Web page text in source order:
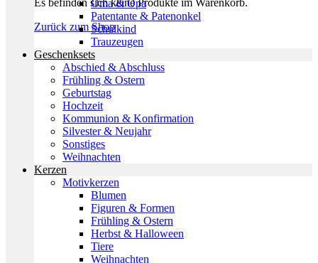
Es befinden sich keine Produkte im Warenkorb.
Zurück zum Shop
Oma & Opa
Patentante & Patenonkel
Schulkind
Trauzeugen
Geschenksets
Abschied & Abschluss
Frühling & Ostern
Geburtstag
Hochzeit
Kommunion & Konfirmation
Silvester & Neujahr
Sonstiges
Weihnachten
Kerzen
Motivkerzen
Blumen
Figuren & Formen
Frühling & Ostern
Herbst & Halloween
Tiere
Weihnachten